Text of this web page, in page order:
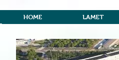
HOME LAMET